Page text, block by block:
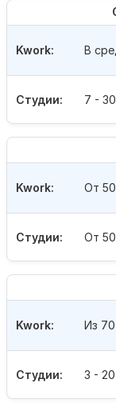
Студии: 7 -
Kwork: В
Студии: От
Kwork: От
Студии: 3 -
Kwork: Из